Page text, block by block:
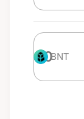
BNT BNT